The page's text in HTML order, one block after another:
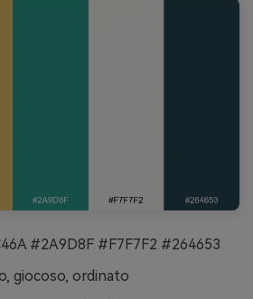
#2A9D8F #F7F7F2 #264653
giocoso, ordinato